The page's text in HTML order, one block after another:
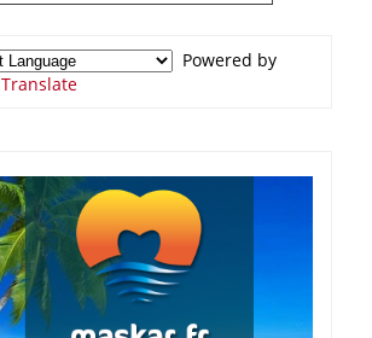
Powered by
Translate